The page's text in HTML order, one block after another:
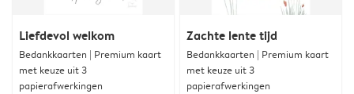
Liefdevol welkom
Bedankkaarten | Premium kaart
met keuze uit 3
papierafwerkingen
Zachte lente tijd
Bedankkaarten | Premium kaart
met keuze uit 3
papierafwerkingen